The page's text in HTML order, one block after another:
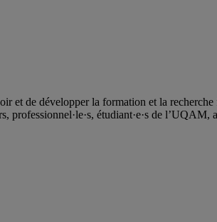
et de développer la formation et la
professionnel·le·s, étudiant·e·s de l’UQAM,